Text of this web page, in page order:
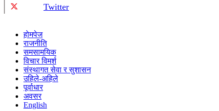
Twitter
होमपेज
राजनीति
समसामयिक
विचार विमर्श
संस्थागत सेवा र सुशासन
उहिले-अहिले
पूर्वाधार
अवसर
English